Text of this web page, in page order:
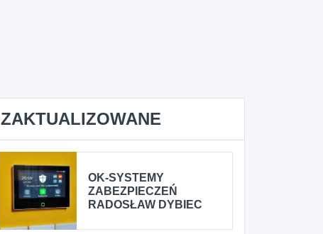
ZAKTUALIZOWANE
OK-SYSTEMY
ZABEZPIECZEŃ
RADOSŁAW DYBIEC